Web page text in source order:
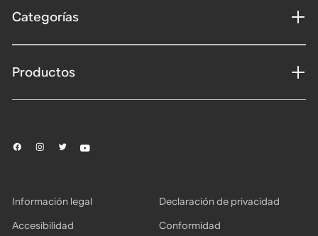
Categorías
Productos
Información legal
Declaración de privacidad
Accesibilidad
Conformidad